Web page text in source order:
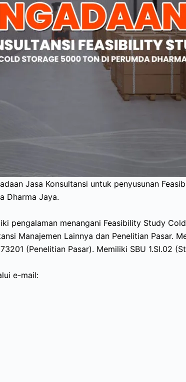
Jasa Konsultansi untuk penyusunan
Dharma Jaya.
pengalaman menangani Feasibility Study
Manajemen Lainnya dan Penelitian Pasar.
(Penelitian Pasar). Memiliki SBU 1.SI.02
e-mail: